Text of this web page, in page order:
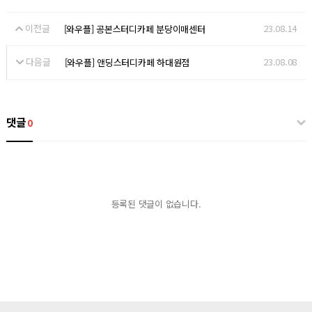
이전글 [와우플] 공본스터디카페 분당이매센터 23.08.14
다음글 [와우플] 앤딩스터디카페 하대원점 23.08.08
댓글0
등록된 댓글이 없습니다.